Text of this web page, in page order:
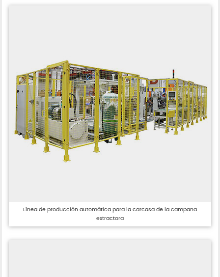
Línea de producción automática para la carcasa de la campana
extractora